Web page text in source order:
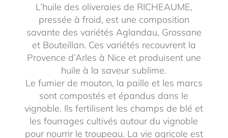
L’huile des oliveraies de RICHEAUME,
pressée à froid, est une composition
savante des variétés Aglandau, Grossane
et Bouteillan. Ces variétés recouvrent la
Provence d’Arles à Nice et produisent une
huile à la saveur sublime.
Le fumier de mouton, la paille et les marcs
sont compostés et épandus dans le
vignoble. Ils fertilisent les champs de blé et
les fourrages cultivés autour du vignoble
pour nourrir le troupeau. La vie agricole est